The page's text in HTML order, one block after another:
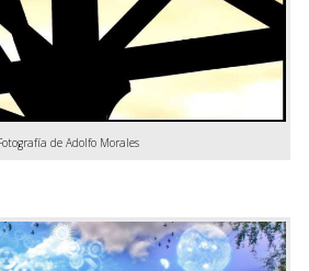
de Adolfo Morales